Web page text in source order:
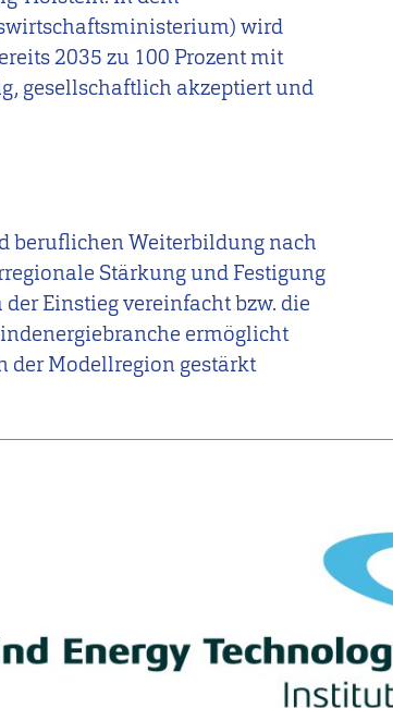
wird
2035 zu 100 Prozent mit
gesellschaftlich akzeptiert und
beruflichen Weiterbildung nach
Stärkung und Festigung
Einstieg vereinfacht bzw. die
ermöglicht
der Modellregion gestärkt